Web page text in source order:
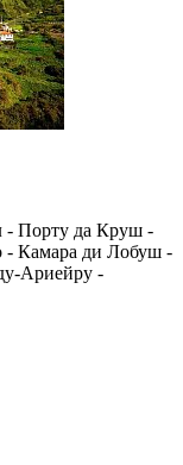
Порту да Круш -
Камара ди Лобуш -
Ариейру -